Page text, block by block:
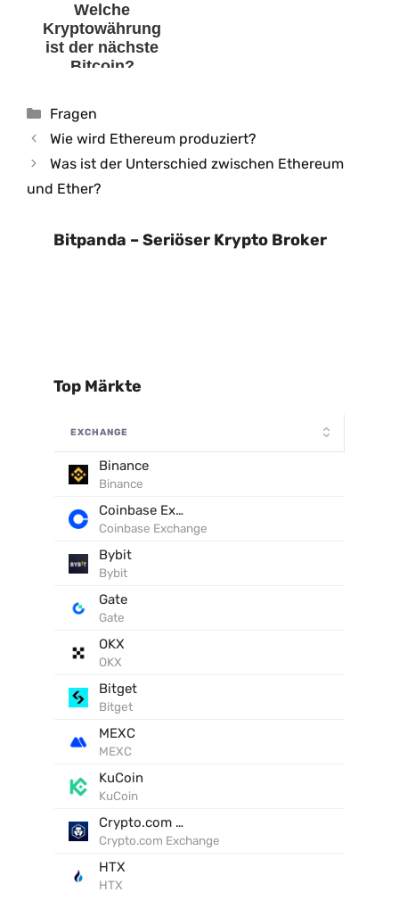
Welche
Kryptowährung
ist der nächste
Bitcoin?
Kategorien
Fragen
Wie wird Ethereum produziert?
Was ist der Unterschied zwischen Ethereum
und Ether?
Bitpanda – Seriöser Krypto Broker
Top Märkte
EXCHANGE
Binance
Binance
Coinbase Exchange
Coinbase Exchange
Bybit
Bybit
Gate
Gate
OKX
OKX
Bitget
Bitget
MEXC
MEXC
KuCoin
KuCoin
Crypto.com Exchange
Crypto.com Exchange
HTX
HTX